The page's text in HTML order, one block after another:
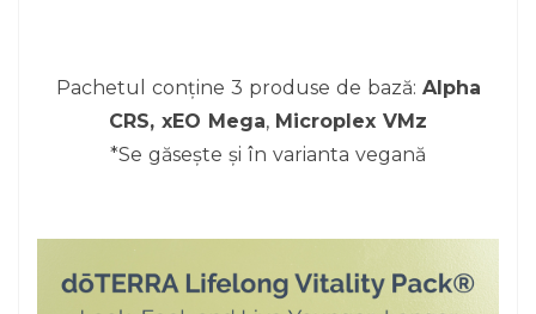
Pachetul conține 3 produse de bază: Alpha
CRS, xEO Mega, Microplex VMz
*Se găsește și în varianta vegană